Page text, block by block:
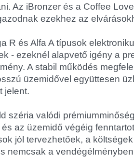
Az iBronzer és a Coffee
ezekhez az
R és Alfa A típusok
- ezeknél alapvető igény a
A stabil működés
üzemidővel együttesen
jelent.
széria valódi
az üzemidő végéig
jól tervezhetőek, a
nemcsak a